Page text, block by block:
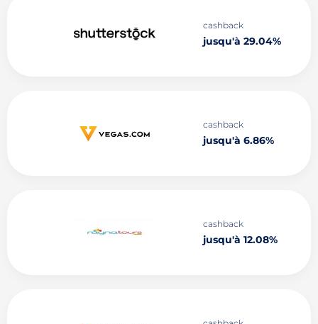
cashback
jusqu'à 29.04%
cashback
jusqu'à 6.86%
cashback
jusqu'à 12.08%